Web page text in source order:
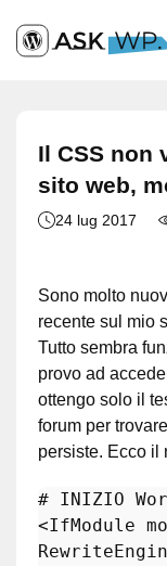
Il CSS non
sito web,
24 lug 2017
Sono molto
recente sul mio
Tutto sembra
provo ad
ottengo solo il
forum per
persiste. Ecco il
# INIZIO
<IfModule